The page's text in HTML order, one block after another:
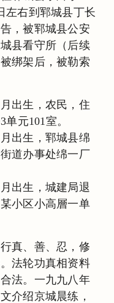
左右到郓城县丁长
，被郓城县公安
县看守所（后续
绑架后，被勒索
出生，农民，住
元101室。
出生，郓城县绵
道办事处绵一厂
出生，城建局退
小区小高層一单
真、善、忍，修
法轮功真相资料
法。一九九八年
介绍京城晨练，